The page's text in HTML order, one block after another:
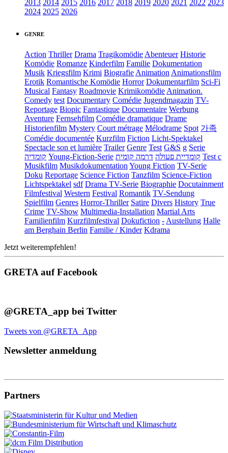
2013 2014 2015 2016 2017 2018 2019 2020 2021 2022 2023
2024 2025 2026
GENRE
Action Thriller Drama Tragikomödie Abenteuer Historie
Komödie Romanze Kinderfilm Familie Dokumentation
Musik Kriegsfilm Krimi Biografie Animation Animationsfilm
Erotik Romantische Komödie Horror Dokumentarfilm Sci-Fi
Musical Fantasy Roadmovie Krimikomödie Animation.
Comedy test Documentary Comédie Jugendmagazin TV-
Reportage Biopic Fantastique Documentaire Werbung
Aventure Fernsehfilm Comédie dramatique Drame
Historienfilm Mystery Court métrage Mélodrame Spot 가족
Comédie documentée Kurzfilm Fiction Licht-Spektakel
Spectacle son et lumière Trailer Genre Test G&S g Serie
קומדיה Young-Fiction-Serie קומדיית פעולה דרמה קומית
Test c
Musikfilm Musikdokumentation Young Fiction TV-Serie
Doku Reportage Science Fiction Tanzfilm Science-Fiction
Lichtspektakel sdf Drama TV-Serie Biographie Docutainment
Filmfestival Western Festival Romantik TV-Sendung
Spielfilm Genres Horror-Thriller Satire Divers History True
Crime TV-Show Multimedia-Installation Martial Arts
Familienfilm Kurzfilmfestival Dokufiction - Austellung Halle
am Berghain Berlin Familie / Kinder Kdrama
Jetzt weiterempfehlen!
GRETA auf Facebook
@GRETA_app bei Twitter
Tweets von @GRETA_App
Newsletter anmeldung
Partners